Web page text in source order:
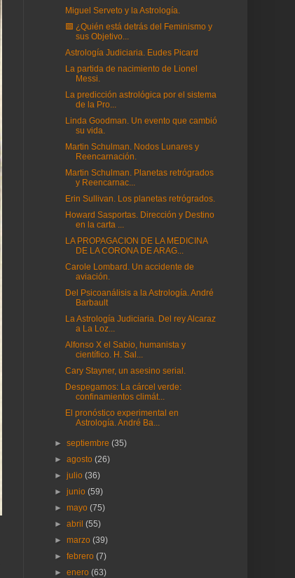
Miguel Serveto y la Astrología.
🟩 ¿Quién está detrás del Feminismo y
sus Objetivo...
Astrología Judiciaria. Eudes Picard
La partida de nacimiento de Lionel
Messi.
La predicción astrológica por el sistema
de la Pro...
Linda Goodman. Un evento que cambió
su vida.
Martin Schulman. Nodos Lunares y
Reencarnación.
Martin Schulman. Planetas retrógrados
y Reencarnac...
Erin Sullivan. Los planetas retrógrados.
Howard Sasportas. Dirección y Destino
en la carta ...
LA PROPAGACION DE LA MEDICINA
DE LA CORONA DE ARAG...
Carole Lombard. Un accidente de
aviación.
Del Psicoanálisis a la Astrología. André
Barbault
La Astrología Judiciaria. Del rey Alcaraz
a La Loz...
Alfonso X el Sabio, humanista y
científico. H. Sal...
Cary Stayner, un asesino serial.
Despegamos: La cárcel verde:
confinamientos climát...
El pronóstico experimental en
Astrología. André Ba...
►septiembre(35)
►agosto(26)
►julio(36)
►junio(59)
►mayo(75)
►abril(55)
►marzo(39)
►febrero(7)
►enero(63)